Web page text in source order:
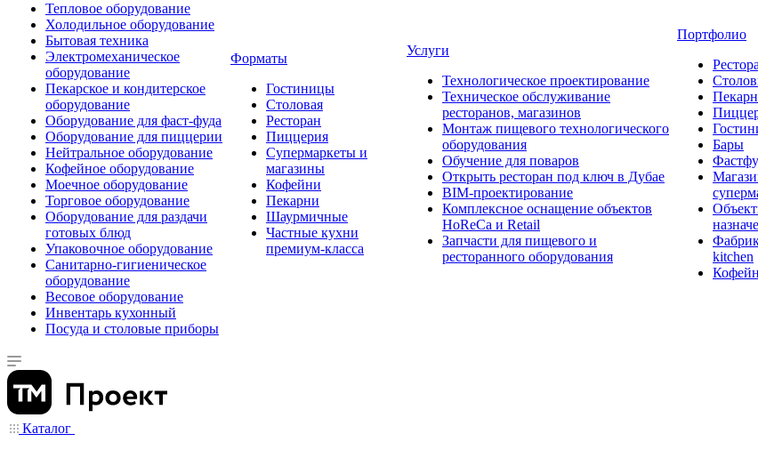
Тепловое оборудование
Холодильное оборудование
Бытовая техника
Электромеханическое
оборудование
Пекарское и кондитерское
оборудование
Оборудование для фаст-фуда
Оборудование для пиццерии
Нейтральное оборудование
Кофейное оборудование
Моечное оборудование
Торговое оборудование
Оборудование для раздачи
готовых блюд
Упаковочное оборудование
Санитарно-гигиеническое
оборудование
Весовое оборудование
Инвентарь кухонный
Посуда и столовые приборы
Форматы
Гостиницы
Столовая
Ресторан
Пиццерия
Супермаркеты и
магазины
Кофейни
Пекарни
Шаурмичные
Частные кухни
премиум-класса
Услуги
Технологическое проектирование
Техническое обслуживание
ресторанов, магазинов
Монтаж пищевого технологического
оборудования
Обучение для поваров
Открыть ресторан под ключ в Дубае
BIM-проектирование
Комплексное оснащение объектов
HoReCa и Retail
Запчасти для пищевого и
ресторанного оборудования
Портфолио
Бары
kitchen
Каталог